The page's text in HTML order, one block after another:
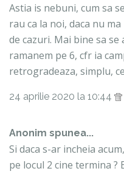
Astia is nebuni, cum sa
rau ca la noi, daca nu
de cazuri. Mai bine sa
ramanem pe 6, cfr ia
retrogradeaza, simplu,
24 aprilie 2020 la 10:44
Anonim spunea...
Si daca s-ar incheia
pe locul 2 cine termina ?